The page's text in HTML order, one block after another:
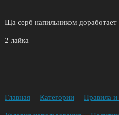
Ща серб напильником
2 лайка
Главная Категории Правила